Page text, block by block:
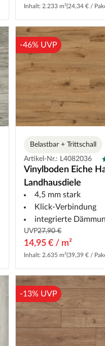
Inhalt: 2.233 m²(24,34 € /
-46% UVP
Belastbar + Trittschall
Artikel-Nr.: L4082036
Vinylboden Eiche
Landhausdiele
4,5 mm stark
Klick-Verbindung
integrierte
UVP27,90 €
14,95 € / m²
Inhalt: 2.635 m²(39,39 € /
-13% UVP